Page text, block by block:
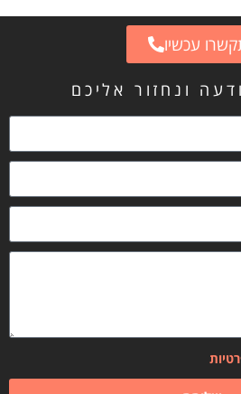
עכשיו
ונחזור אליכם